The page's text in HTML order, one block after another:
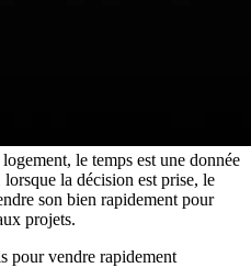
le temps est une donnée
la décision est prise, le
son bien rapidement pour
projets.
pour vendre rapidement